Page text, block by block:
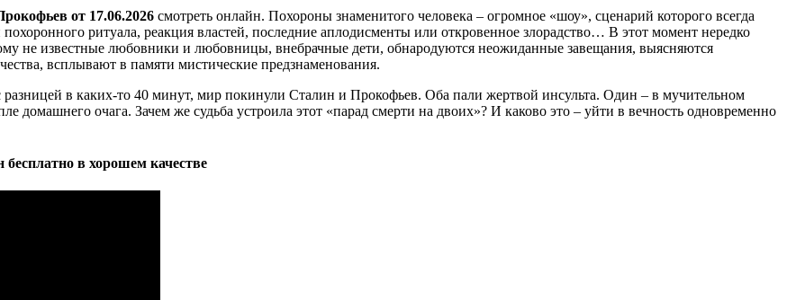
от 17.06.2026 смотреть онлайн. Похороны знаменитого человека – огромное «шоу», сценарий которого всегда
ритуала, реакция властей, последние аплодисменты или откровенное злорадство… В этот момент нередко
не известные любовники и любовницы, внебрачные дети, обнародуются неожиданные завещания, выясняются
всплывают в памяти мистические предзнаменования.
разницей в каких-то 40 минут, мир покинули Сталин и Прокофьев. Оба пали жертвой инсульта. Один – в мучительном
домашнего очага. Зачем же судьба устроила этот «парад смерти на двоих»? И каково это – уйти в вечность одновременно
в хорошем качестве